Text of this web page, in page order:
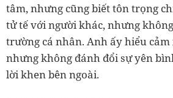
tâm, nhưng cũng biết tôn trọng
tử tế với người khác, nhưng
trường cá nhân. Anh ấy hiểu
nhưng không đánh đổi sự yên
lời khen bên ngoài.